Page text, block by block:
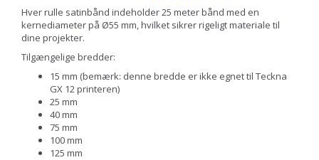
Hver rulle satinbånd indeholder 25 meter bånd med en
kernediameter på Ø55 mm, hvilket sikrer rigeligt materiale til
dine projekter.
Tilgængelige bredder:
15 mm (bemærk: denne bredde er ikke egnet til Teckna
GX 12 printeren)
25 mm
40 mm
75 mm
100 mm
125 mm